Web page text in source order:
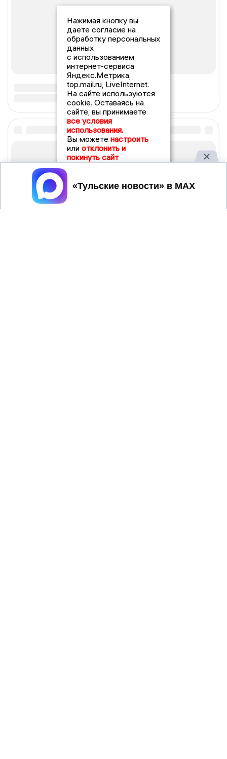
Нажимая кнопку вы
даете согласие на
обработку персональных
данных
с использованием
интернет-сервиса
Яндекс.Метрика,
top.mail.ru, LiveInternet.
На сайте используются
cookie. Оставаясь на
сайте, вы принимаете
все условия
использования.
Вы можете настроить
или отклонить и
покинуть сайт
Принять